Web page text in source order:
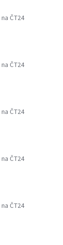
na ČT24
na ČT24
na ČT24
na ČT24
na ČT24